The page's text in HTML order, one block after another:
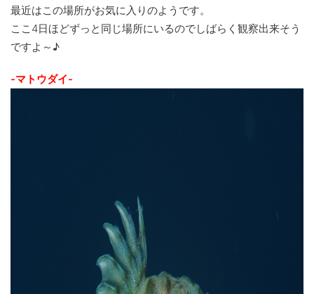
最近はこの場所がお気に入りのようです。
ここ4日ほどずっと同じ場所にいるのでしばらく観察出来そう
ですよ～♪
-マトウダイ-